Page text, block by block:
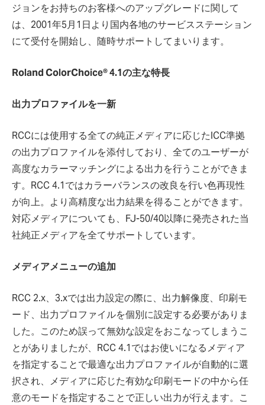
ジョンをお持ちのお客様へのアップグレードに関して
は、2001年5月1日より国内各地のサービスステーション
にて受付を開始し、随時サポートしてまいります。
Roland ColorChoice® 4.1の主な特長
出力プロファイルを一新
RCCには使用する全ての純正メディアに応じたICC準拠
の出力プロファイルを添付しており、全てのユーザーが
高度なカラーマッチングによる出力を行うことができま
す。RCC 4.1ではカラーバランスの改良を行い色再現性
が向上。より高精度な出力結果を得ることができます。
対応メディアについても、FJ-50/40以降に発売された当
社純正メディアを全てサポートしています。
メディアメニューの追加
RCC 2.x、3.xでは出力設定の際に、出力解像度、印刷モ
ード、出力プロファイルを個別に設定する必要がありま
した。このため誤って無効な設定をおこなってしまうこ
とがありましたが、RCC 4.1ではお使いになるメディア
を指定することで最適な出力プロファイルが自動的に選
択され、メディアに応じた有効な印刷モードの中から任
意のモードを指定することで正しい出力が行えます。こ